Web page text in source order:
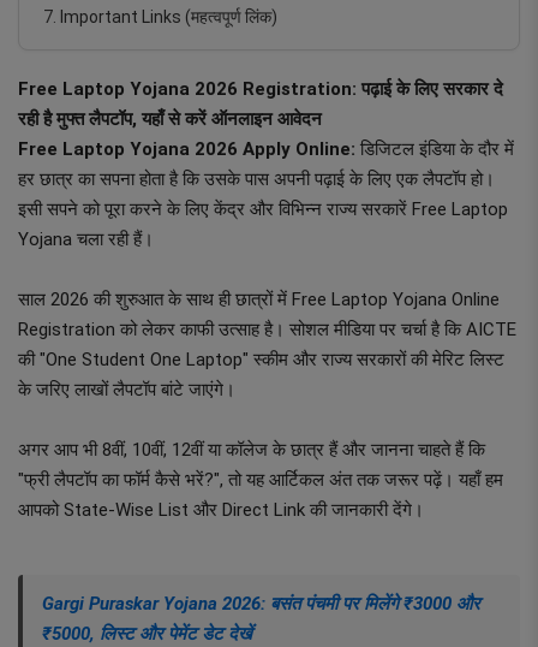
Important Links (महत्वपूर्ण लिंक)
Free Laptop Yojana 2026 Registration: पढ़ाई के लिए सरकार दे
रही है मुफ्त लैपटॉप, यहाँ से करें ऑनलाइन आवेदन
Free Laptop Yojana 2026 Apply Online: डिजिटल इंडिया के दौर में
हर छात्र का सपना होता है कि उसके पास अपनी पढ़ाई के लिए एक लैपटॉप हो।
इसी सपने को पूरा करने के लिए केंद्र और विभिन्न राज्य सरकारें Free Laptop
Yojana चला रही हैं।
साल 2026 की शुरुआत के साथ ही छात्रों में Free Laptop Yojana Online
Registration को लेकर काफी उत्साह है। सोशल मीडिया पर चर्चा है कि AICTE
की "One Student One Laptop" स्कीम और राज्य सरकारों की मेरिट लिस्ट
के जरिए लाखों लैपटॉप बांटे जाएंगे।
अगर आप भी 8वीं, 10वीं, 12वीं या कॉलेज के छात्र हैं और जानना चाहते हैं कि
"फ्री लैपटॉप का फॉर्म कैसे भरें?", तो यह आर्टिकल अंत तक जरूर पढ़ें। यहाँ हम
आपको State-Wise List और Direct Link की जानकारी देंगे।
Gargi Puraskar Yojana 2026: बसंत पंचमी पर मिलेंगे ₹3000 और
₹5000, लिस्ट और पेमेंट डेट देखें